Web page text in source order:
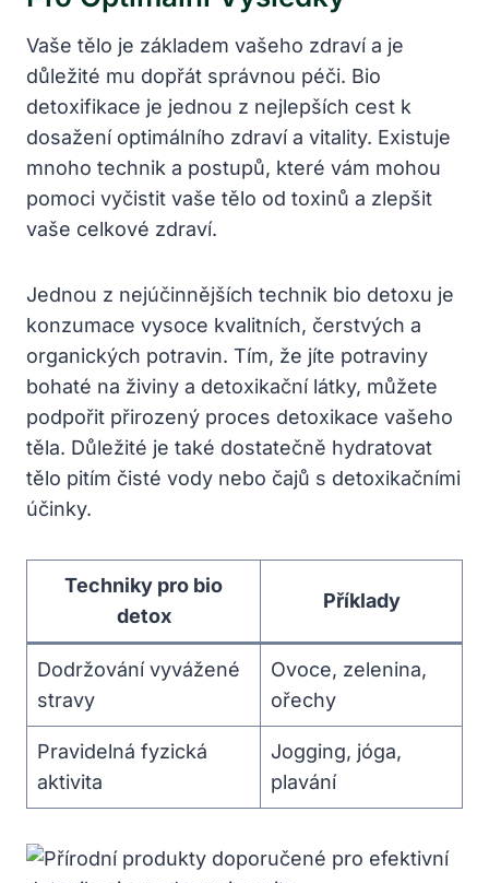
Vaše tělo je základem vašeho zdraví a je
důležité mu dopřát správnou péči. Bio
detoxifikace je jednou z nejlepších cest k
dosažení optimálního zdraví a vitality. Existuje
mnoho technik a postupů, které vám mohou
pomoci vyčistit vaše tělo od toxinů a zlepšit
vaše celkové zdraví.
Jednou z nejúčinnějších technik bio detoxu je
konzumace vysoce kvalitních, čerstvých a
organických potravin. Tím, že jíte potraviny
bohaté na živiny a detoxikační látky, můžete
podpořit přirozený proces detoxikace vašeho
těla. Důležité je také dostatečně hydratovat
tělo pitím čisté vody nebo čajů s detoxikačními
účinky.
Techniky pro bio
detox
Příklady
Dodržování vyvážené
stravy
Ovoce, zelenina,
ořechy
Pravidelná fyzická
aktivita
Jogging, jóga,
plavání